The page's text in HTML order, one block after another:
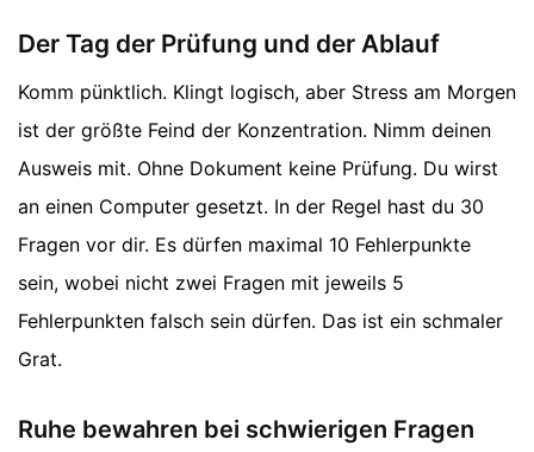
Der Tag der Prüfung und der Ablauf
Komm pünktlich. Klingt logisch, aber Stress am Morgen
ist der größte Feind der Konzentration. Nimm deinen
Ausweis mit. Ohne Dokument keine Prüfung. Du wirst
an einen Computer gesetzt. In der Regel hast du 30
Fragen vor dir. Es dürfen maximal 10 Fehlerpunkte
sein, wobei nicht zwei Fragen mit jeweils 5
Fehlerpunkten falsch sein dürfen. Das ist ein schmaler
Grat.
Ruhe bewahren bei schwierigen Fragen